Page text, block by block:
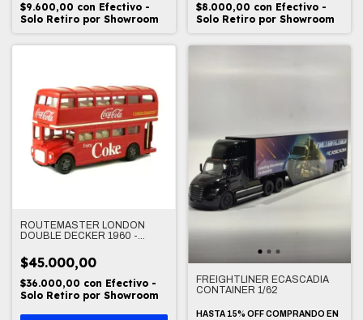
$9.600,00 con Efectivo -
Solo Retiro por Showroom
$8.000,00 con Efectivo -
Solo Retiro por Showroom
ROUTEMASTER LONDON
DOUBLE DECKER 1960 -
$45.000,00
$36.000,00 con Efectivo -
Solo Retiro por Showroom
FREIGHTLINER ECASCADIA
CONTAINER 1/62
HASTA 15% OFF COMPRANDO EN